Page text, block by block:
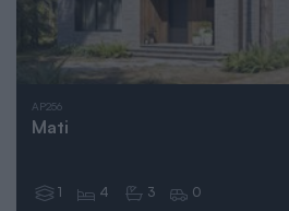
AP256
Mati
1 4 3 0